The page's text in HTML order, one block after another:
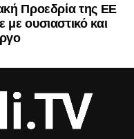
Προεδρία της ΕΕ
ουσιαστικό και